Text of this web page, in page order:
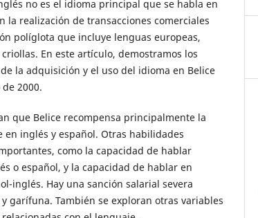
no es el idioma principal que se habla en
la realización de transacciones comerciales
políglota que incluye lenguas europeas,
En este artículo, demostramos los
la adquisición y el uso del idioma en Belice
2000.
que Belice recompensa principalmente la
en inglés y español. Otras habilidades
como la capacidad de hablar
o español, y la capacidad de hablar en
inglés. Hay una sanción salarial severa
garífuna. También se exploran otras variables